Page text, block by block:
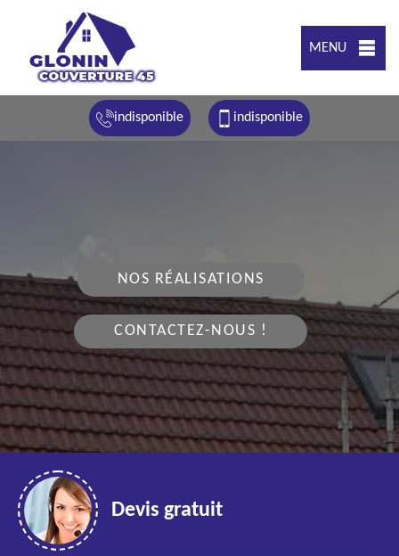
MENU
indisponible indisponible
NOS RÉALISATIONS
CONTACTEZ-NOUS !
Devis gratuit